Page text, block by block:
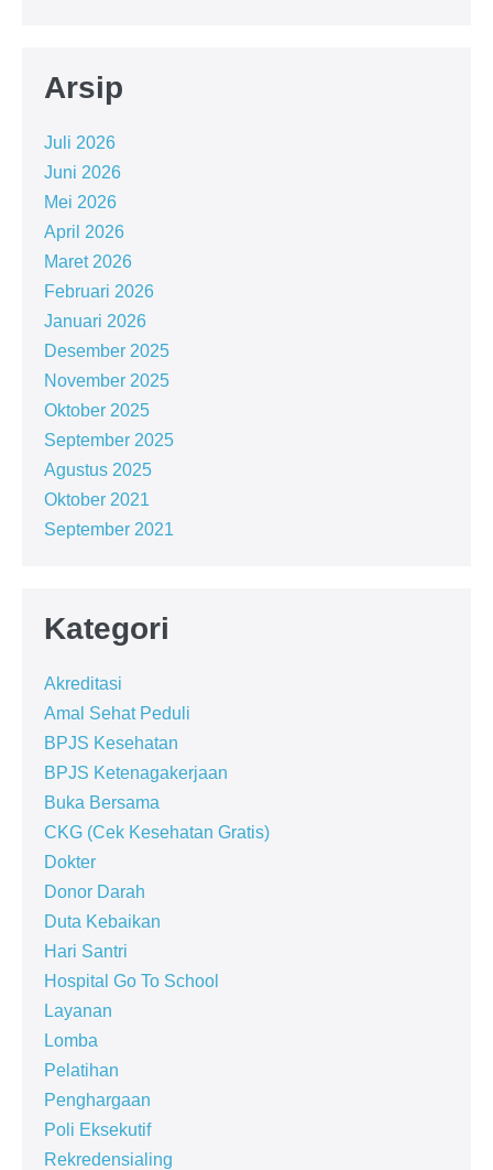
Arsip
Juli 2026
Juni 2026
Mei 2026
April 2026
Maret 2026
Februari 2026
Januari 2026
Desember 2025
November 2025
Oktober 2025
September 2025
Agustus 2025
Oktober 2021
September 2021
Kategori
Akreditasi
Amal Sehat Peduli
BPJS Kesehatan
BPJS Ketenagakerjaan
Buka Bersama
CKG (Cek Kesehatan Gratis)
Dokter
Donor Darah
Duta Kebaikan
Hari Santri
Hospital Go To School
Layanan
Lomba
Pelatihan
Penghargaan
Poli Eksekutif
Rekredensialing